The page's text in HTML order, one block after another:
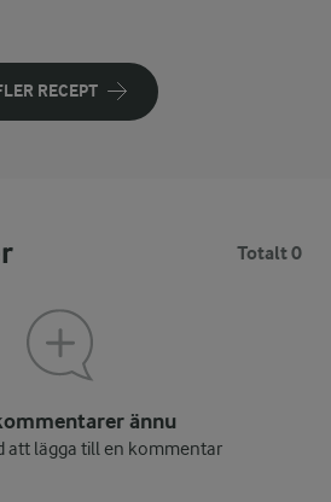
RECEPT
Totalt 0
ännu
att lägga till en kommentar